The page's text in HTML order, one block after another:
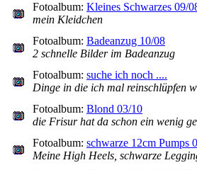
Fotoalbum: Kleines Schwarzes 09/
mein Kleidchen
Fotoalbum: Badeanzug 10/08
2 schnelle Bilder im Badeanzug
Fotoalbum: suche ich noch ....
Dinge in die ich mal reinschlüpfen
Fotoalbum: Blond 03/10
die Frisur hat da schon ein wenig
Fotoalbum: schwarze 12cm Pumps
Meine High Heels, schwarze